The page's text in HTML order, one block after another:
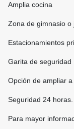
Amplia cocina
Zona de gimnasio o
Estacionamientos
Garita de seguridad
Opción de ampliar
Seguridad 24 horas.
Para mayor